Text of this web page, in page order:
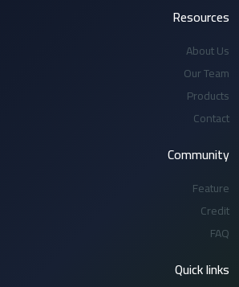
Resources
About Us
Our Team
Products
Contact
Community
Feature
Credit
FAQ
Quick links